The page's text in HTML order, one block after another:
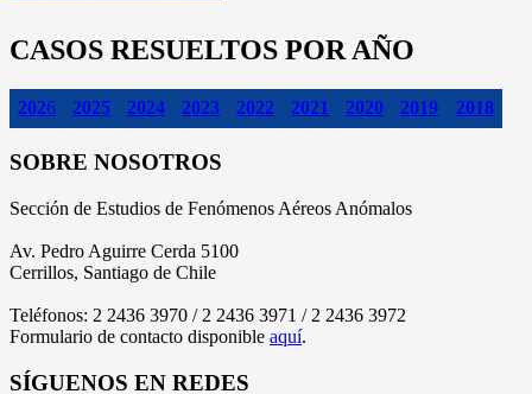
CASOS RESUELTOS POR AÑO
2026 2025 2024 2023 2022 2021 2020 2019 2018
SOBRE NOSOTROS
Sección de Estudios de Fenómenos Aéreos Anómalos
Av. Pedro Aguirre Cerda 5100
Cerrillos, Santiago de Chile
Teléfonos: 2 2436 3970 / 2 2436 3971 / 2 2436 3972
Formulario de contacto disponible aquí.
SÍGUENOS EN REDES